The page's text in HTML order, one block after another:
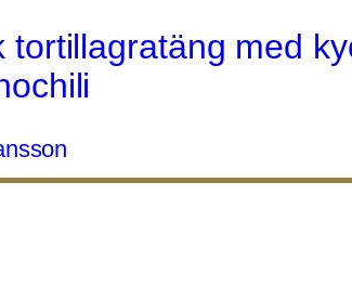
tortillagratäng med